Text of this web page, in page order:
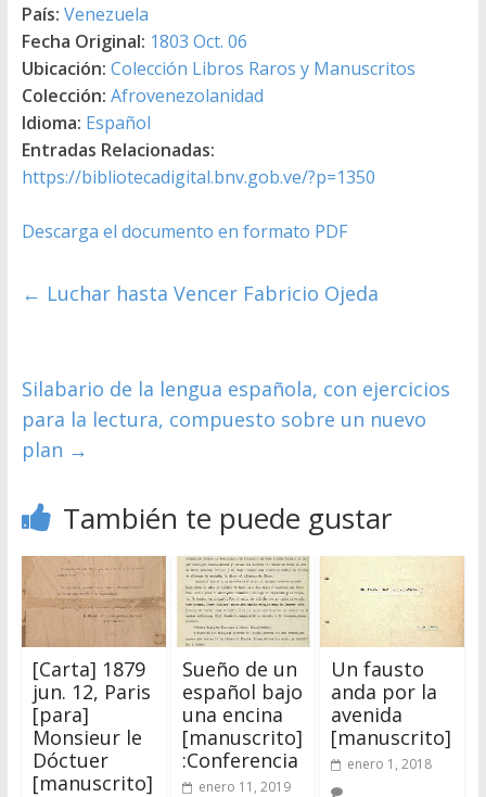
País: Venezuela
Fecha Original: 1803 Oct. 06
Ubicación: Colección Libros Raros y Manuscritos
Colección: Afrovenezolanidad
Idioma: Español
Entradas Relacionadas:
https://bibliotecadigital.bnv.gob.ve/?p=1350
Descarga el documento en formato PDF
← Luchar hasta Vencer Fabricio Ojeda
Silabario de la lengua española, con ejercicios
para la lectura, compuesto sobre un nuevo
plan →
También te puede gustar
[Carta] 1879
jun. 12, Paris
[para]
Monsieur le
Dóctuer
[manuscrito]
Sueño de un
español bajo
una encina
[manuscrito]
:Conferencia
enero 11, 2019
Un fausto
anda por la
avenida
[manuscrito]
enero 1, 2018